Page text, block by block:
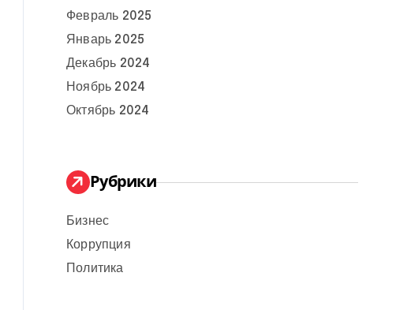
Февраль 2025
Январь 2025
Декабрь 2024
Ноябрь 2024
Октябрь 2024
Рубрики
Бизнес
Коррупция
Политика